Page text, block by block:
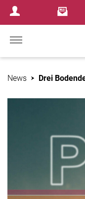
Login Menu
News Drei